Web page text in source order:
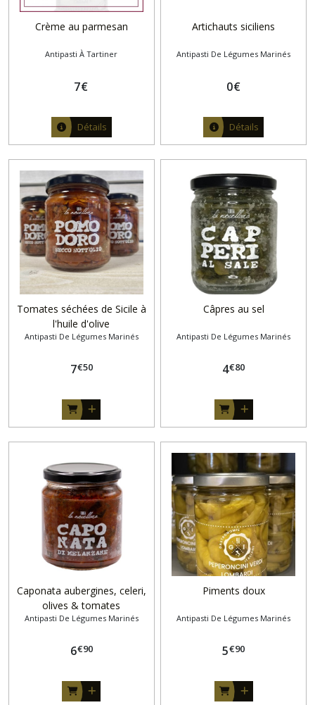
Crème au parmesan
Antipasti À Tartiner
7€
Détails
Artichauts siciliens
Antipasti De Légumes Marinés
0€
Détails
Tomates séchées de Sicile à
l'huile d'olive
Antipasti De Légumes Marinés
7€50
Câpres au sel
Antipasti De Légumes Marinés
4€80
Caponata aubergines, celeri,
olives & tomates
Antipasti De Légumes Marinés
6€90
Piments doux
Antipasti De Légumes Marinés
5€90